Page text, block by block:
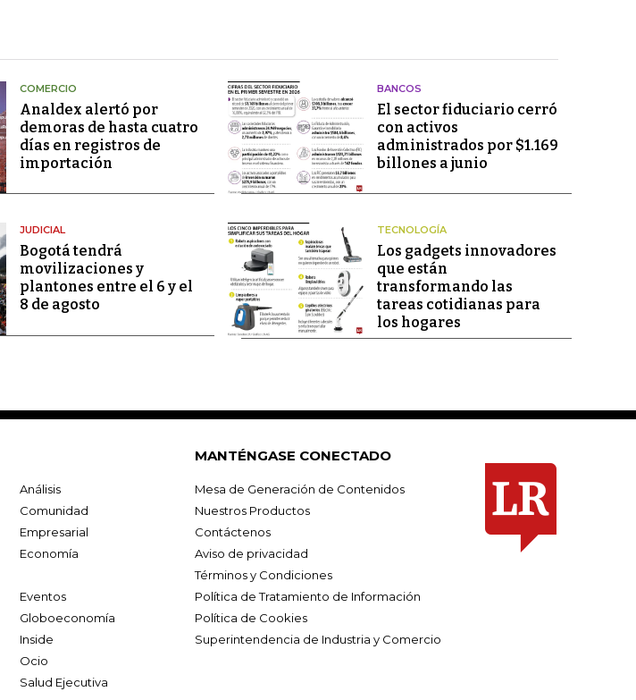
COMERCIO
Analdex alertó por
demoras de hasta cuatro
días en registros de
importación
BANCOS
El sector fiduciario cerró
con activos
administrados por $1.169
billones a junio
JUDICIAL
Bogotá tendrá
movilizaciones y
plantones entre el 6 y el
8 de agosto
TECNOLOGÍA
Los gadgets innovadores
que están
transformando las
tareas cotidianas para
los hogares
Análisis
Comunidad
Empresarial
Economía
Eventos
Globoeconomía
Inside
Ocio
Salud Ejecutiva
MANTÉNGASE CONECTADO
Mesa de Generación de Contenidos
Nuestros Productos
Contáctenos
Aviso de privacidad
Términos y Condiciones
Política de Tratamiento de Información
Política de Cookies
Superintendencia de Industria y Comercio